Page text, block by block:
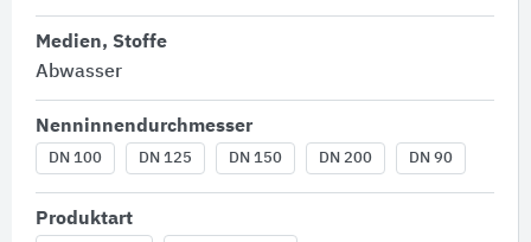
Medien, Stoffe
Abwasser
Nenninnendurchmesser
DN 100 DN 125 DN 150 DN 200 DN 90
Produktart